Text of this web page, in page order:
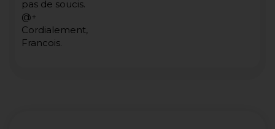
pas de soucis.
@+
Cordialement,
Francois.